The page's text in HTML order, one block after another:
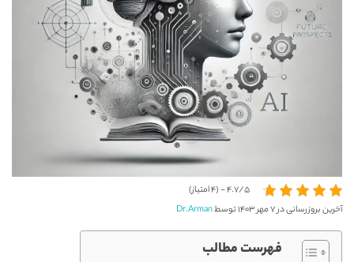
4.7/5 - (4 امتیاز)
آخرین بروزرسانی در ۷ مهر ۱۴۰۳ توسط
Dr.Arman
فهرست مطالب